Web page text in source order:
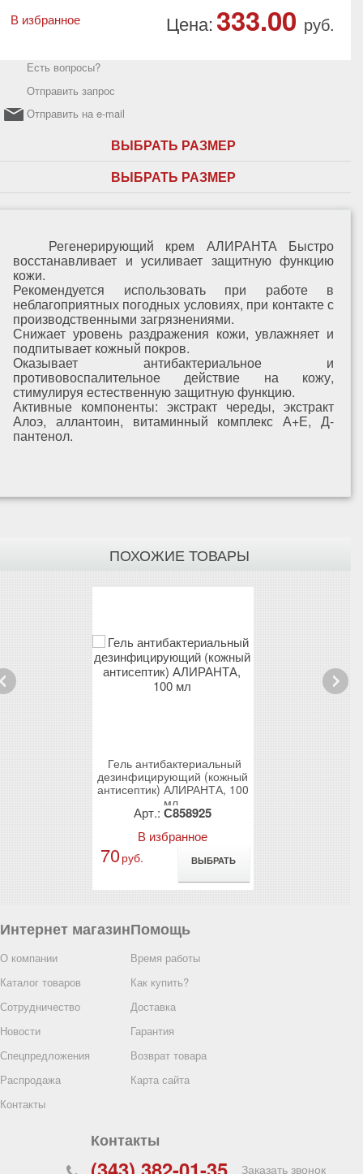
Цена:333.00 руб.
В избранное
Есть вопросы?
Отправить запрос
Отправить на e-mail
ВЫБРАТЬ РАЗМЕР
ВЫБРАТЬ РАЗМЕР
Регенерирующий крем АЛИРАНТА Быстро
восстанавливает и усиливает защитную функцию
кожи.
Рекомендуется использовать при работе в
неблагоприятных погодных условиях, при контакте с
производственными загрязнениями.
Снижает уровень раздражения кожи, увлажняет и
подпитывает кожный покров.
Оказывает антибактериальное и
противовоспалительное действие на кожу,
стимулируя естественную защитную функцию.
Активные компоненты: экстракт череды, экстракт
Алоэ, аллантоин, витаминный комплекс А+Е, Д-
пантенол.
ПОХОЖИЕ ТОВАРЫ
Гель антибактериальный
дезинфицирующий (кожный
антисептик) АЛИРАНТА, 100
мл
Арт.: С858925
В избранное
70руб. ВЫБРАТЬ
(кожный
Интернет магазин
О компании
Каталог товаров
Сотрудничество
Новости
Спецпредложения
Распродажа
Контакты
Помощь
Время работы
Как купить?
Доставка
Гарантия
Возврат товара
Карта сайта
Контакты
Заказать звонок